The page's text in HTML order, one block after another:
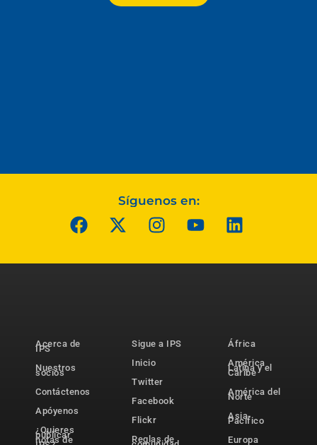
Síguenos en:
Acerca de
IPS
Nuestros
socios
Contáctenos
Apóyenos
¿Quieres
publicar
notas de
Sigue a IPS
Inicio
Twitter
Facebook
Flickr
Reglas de
África
América
Latina y el
Caribe
América del
Norte
Asia-
Pacífico
Europa